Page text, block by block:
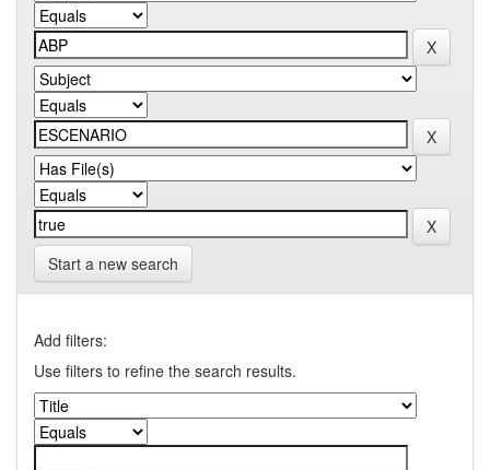
Start a new search
Add filters:
Use filters to refine the search results.